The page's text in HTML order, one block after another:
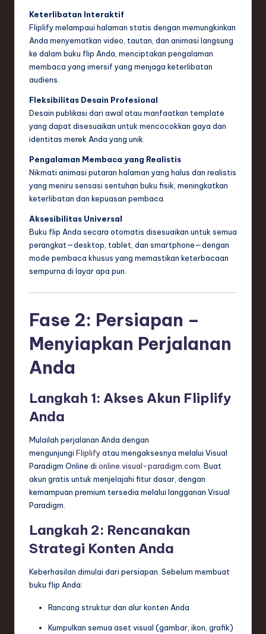
o
ti
o
Keterlibatan Interaktif
Fliplify melampaui halaman statis dengan memungkinkan
Anda menyematkan video, tautan, dan animasi langsung
ke dalam buku flip Anda, menciptakan pengalaman
membaca yang imersif yang menjaga keterlibatan
audiens.
Fleksibilitas Desain Profesional
Desain publikasi dari awal atau manfaatkan template
yang dapat disesuaikan untuk mencocokkan gaya dan
identitas merek Anda yang unik.
Pengalaman Membaca yang Realistis
Nikmati animasi putaran halaman yang halus dan realistis
yang meniru sensasi sentuhan buku fisik, meningkatkan
keterlibatan dan kepuasan pembaca.
Aksesibilitas Universal
Buku flip Anda secara otomatis disesuaikan untuk semua
perangkat—desktop, tablet, dan smartphone—dengan
mode pembaca khusus yang memastikan keterbacaan
sempurna di layar apa pun.
Fase 2: Persiapan –
Menyiapkan Perjalanan
Anda
Langkah 1: Akses Akun Fliplify
Anda
Mulailah perjalanan Anda dengan
mengunjungi Fliplifyatau mengaksesnya melalui Visual
Paradigm Online di online.visual-paradigm.com . Buat
akun gratis untuk menjelajahi fitur dasar, dengan
kemampuan premium tersedia melalui langganan Visual
Paradigm.
Langkah 2: Rencanakan
Strategi Konten Anda
Keberhasilan dimulai dari persiapan. Sebelum membuat
buku flip Anda:
Rancang struktur dan alur konten Anda
Kumpulkan semua aset visual (gambar, ikon, grafik)